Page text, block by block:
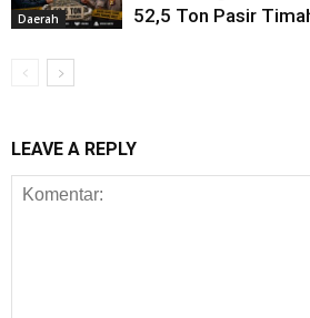
Daerah
52,5 Ton Pasir
LEAVE A REPLY